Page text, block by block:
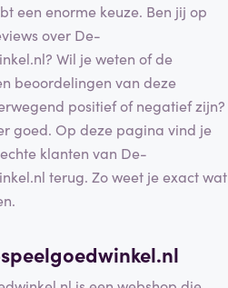
een enorme keuze. Ben jij op
over De-
Wil je weten of de
beoordelingen van deze
positief of negatief zijn?
goed. Op deze pagina vind je
klanten van De-
terug. Zo weet je exact wat